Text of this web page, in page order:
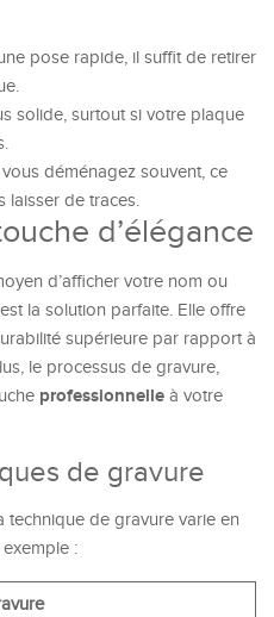
pose rapide, il suffit de retirer
solide, surtout si votre plaque
déménagez souvent, ce
laisser de traces.
d’élégance
d’afficher votre nom ou
la solution parfaite. Elle offre
supérieure par rapport à
le processus de gravure,
professionnelle à votre
de gravure
technique de gravure varie en
: